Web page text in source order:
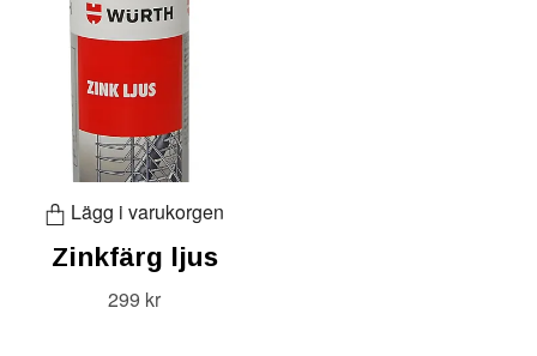
Lägg i varukorgen
Zinkfärg ljus
299 kr